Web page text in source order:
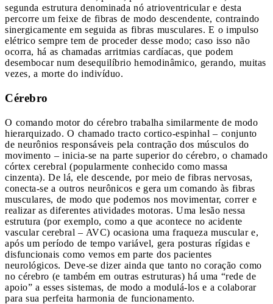
segunda estrutura denominada nó atrioventricular e desta
percorre um feixe de fibras de modo descendente, contraindo
sinergicamente em seguida as fibras musculares. E o impulso
elétrico sempre tem de proceder desse modo; caso isso não
ocorra, há as chamadas arritmias cardíacas, que podem
desembocar num desequilíbrio hemodinâmico, gerando, muitas
vezes, a morte do indivíduo.
Cérebro
O comando motor do cérebro trabalha similarmente de modo
hierarquizado. O chamado tracto cortico-espinhal – conjunto
de neurônios responsáveis pela contração dos músculos do
movimento – inicia-se na parte superior do cérebro, o chamado
córtex cerebral (popularmente conhecido como massa
cinzenta). De lá, ele descende, por meio de fibras nervosas,
conecta-se a outros neurônicos e gera um comando às fibras
musculares, de modo que podemos nos movimentar, correr e
realizar as diferentes atividades motoras. Uma lesão nessa
estrutura (por exemplo, como a que acontece no acidente
vascular cerebral – AVC) ocasiona uma fraqueza muscular e,
após um período de tempo variável, gera posturas rígidas e
disfuncionais como vemos em parte dos pacientes
neurológicos. Deve-se dizer ainda que tanto no coração como
no cérebro (e também em outras estruturas) há uma “rede de
apoio” a esses sistemas, de modo a modulá-los e a colaborar
para sua perfeita harmonia de funcionamento.